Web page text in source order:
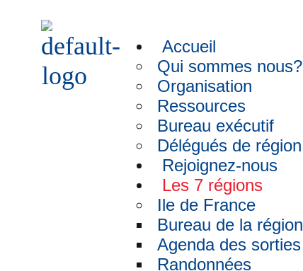
Accueil
Qui sommes nous?
Organisation
Ressources
Bureau exécutif
Délégués de région
Rejoignez-nous
Les 7 régions
Ile de France
Bureau de la région
Agenda des sorties
Randonnées